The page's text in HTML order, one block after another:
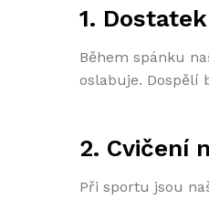
1.
Během spánku
oslabuje. Dospělí
2. Cvičení
Při sportu jsou